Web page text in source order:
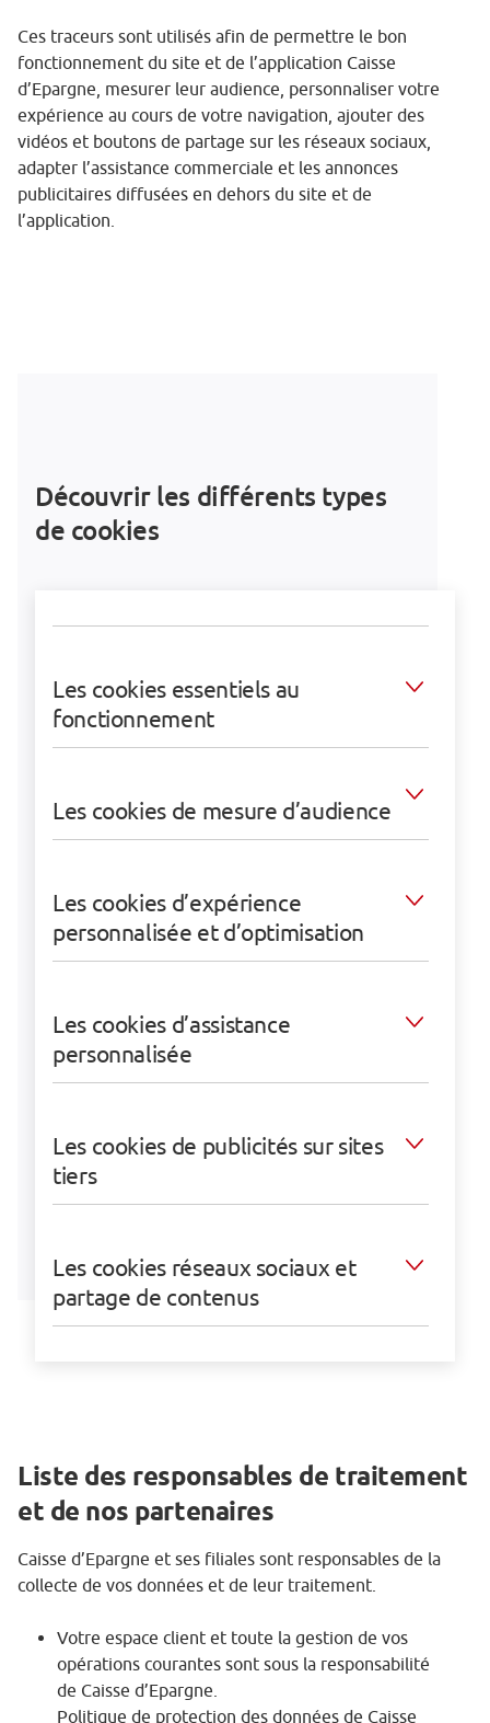
Ces traceurs sont utilisés afin de permettre le bon
fonctionnement du site et de l’application Caisse
d’Epargne, mesurer leur audience, personnaliser votre
expérience au cours de votre navigation, ajouter des
vidéos et boutons de partage sur les réseaux sociaux,
adapter l’assistance commerciale et les annonces
publicitaires diffusées en dehors du site et de
l’application.
Découvrir les différents types
de cookies
Les cookies essentiels au
fonctionnement
Les cookies de mesure d’audience
Les cookies d’expérience
personnalisée et d’optimisation
Les cookies d’assistance
personnalisée
Les cookies de publicités sur sites
tiers
Les cookies réseaux sociaux et
partage de contenus
Liste des responsables de traitement
et de nos partenaires
Caisse d’Epargne et ses filiales sont responsables de la
collecte de vos données et de leur traitement.
Votre espace client et toute la gestion de vos
opérations courantes sont sous la responsabilité
de Caisse d’Epargne.
Politique de protection des données de Caisse